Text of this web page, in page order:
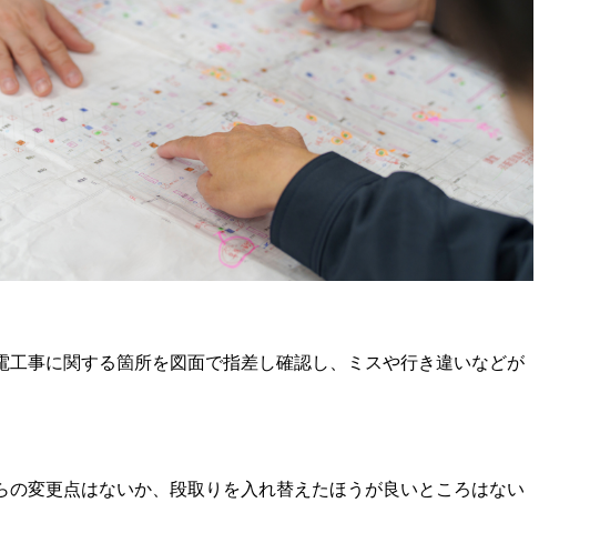
事に関する箇所を図面で指差し確認し、ミスや行き違いなどが
変更点はないか、段取りを入れ替えたほうが良いところはない